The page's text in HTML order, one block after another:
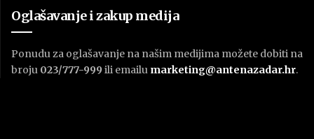
Oglašavanje i zakup medija
Ponudu za oglašavanje na našim medijima možete dobiti na
broju 023/777-999 ili emailu marketing@antenazadar.hr.